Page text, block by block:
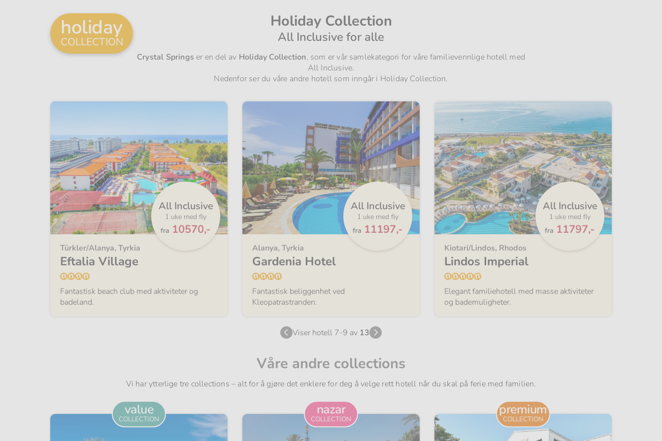
holiday
COLLECTION
Holiday Collection
All Inclusive for alle
Crystal Springs er en del av Holiday Collection, som er vår samlekategori for våre familievennlige hotell med
All Inclusive.
Nedenfor ser du våre andre hotell som inngår i Holiday Collection.
All Inclusive
1 uke med fly
Fra
fra 10570,-
Türkler/Alanya, Tyrkia
Eftalia Village
Fantastisk beach club med aktiviteter og
badeland.
All Inclusive
1 uke med fly
Fra
fra 11197,-
Alanya, Tyrkia
Gardenia Hotel
Fantastisk beliggenhet ved
Kleopatrastranden.
All Inclusive
1 uke med fly
Fra
fra 11797,-
Kiotari/Lindos, Rhodos
Lindos Imperial
Elegant familiehotell med masse aktiviteter
og bademuligheter.
Viser hotell 7-9 av 13
Våre andre collections
Vi har ytterlige tre collections – alt for å gjøre det enklere for deg å velge rett hotell når du skal på ferie med familien.
value
COLLECTION
nazar
COLLECTION
premium
COLLECTION